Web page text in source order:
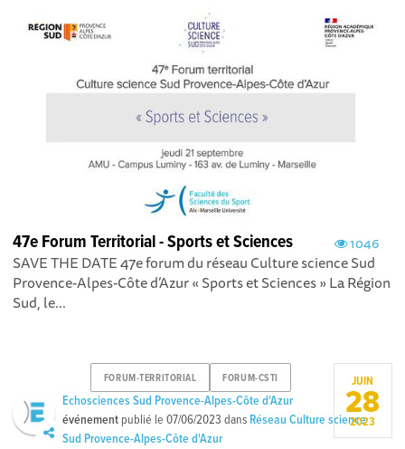
1046
47e Forum Territorial - Sports et Sciences
SAVE THE DATE 47e forum du réseau Culture science Sud
Provence-Alpes-Côte d’Azur « Sports et Sciences » La Région
Sud, le...
FORUM-TERRITORIAL FORUM-CSTI
Echosciences Sud Provence-Alpes-Côte d'Azur
événement publié le07/06/2023 dans Réseau Culture science
Sud Provence-Alpes-Côte d'Azur
JUIN
28
2023